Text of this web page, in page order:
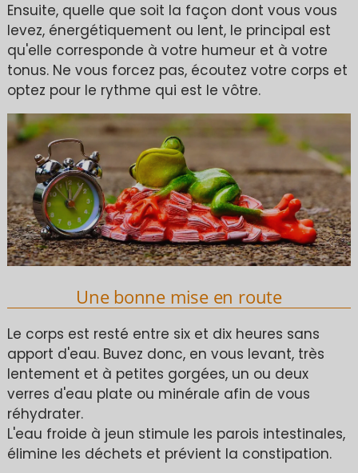
Ensuite, quelle que soit la façon dont vous vous
levez, énergétiquement ou lent, le principal est
qu'elle corresponde à votre humeur et à votre
tonus. Ne vous forcez pas, écoutez votre corps et
optez pour le rythme qui est le vôtre.
Une bonne mise en route
Le corps est resté entre six et dix heures sans
apport d'eau. Buvez donc, en vous levant, très
lentement et à petites gorgées, un ou deux
verres d'eau plate ou minérale afin de vous
réhydrater.
L'eau froide à jeun stimule les parois intestinales,
élimine les déchets et prévient la constipation.